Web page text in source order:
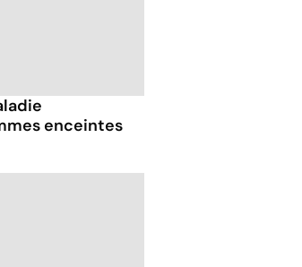
enceintes